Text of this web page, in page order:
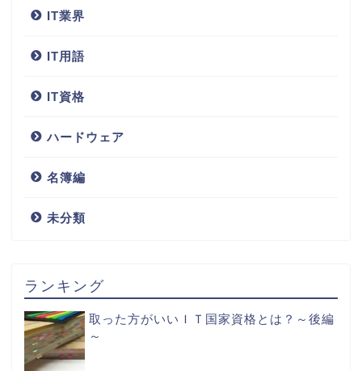
IT業界
IT用語
IT資格
ハードウェア
名簿編
未分類
ランキング
取った方がいいＩＴ国家資格とは？～後編
～